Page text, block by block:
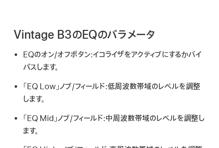
Vintage B3のEQのパラメータ
EQのオン/オフボタン:イコライザをアクティブにするかバイ
パスします。
「EQ Low」ノブ/フィールド:低周波数帯域のレベルを調整
します。
「EQ Mid」ノブ/フィールド:中周波数帯域のレベルを調整し
ます。